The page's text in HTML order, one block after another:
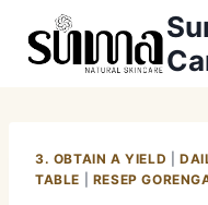
3. OBTAIN A YIELD
TABLE
RESEP